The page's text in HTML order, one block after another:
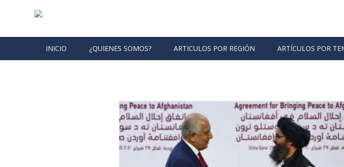
INICIO ¿QUIENES SOMOS? ARTICULOS POR REGIÓN ARTÍCULOS POR